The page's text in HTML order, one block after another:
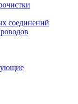
соединений